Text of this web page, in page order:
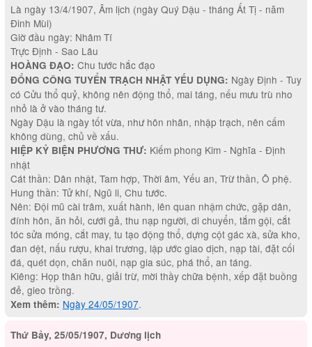
Là ngày 13/4/1907, Âm lịch (ngày Quý Dậu - tháng Ất Tị - năm
Đinh Mùi)
Giờ đầu ngày: Nhâm Tí
Trực Định - Sao Lâu
HOÀNG ĐẠO: Chu tước hắc đạo
ĐỔNG CÔNG TUYỂN TRẠCH NHẬT YẾU DỤNG: Ngày Định - Tuy
có Cửu thổ quỷ, không nên động thổ, mai táng, nếu mưu trù nho
nhỏ là ở vào tháng tư.
Ngày Dậu là ngày tốt vừa, như hôn nhân, nhập trạch, nên cấm
không dùng, chủ về xấu.
HIỆP KỶ BIỆN PHƯƠNG THƯ: Kiếm phong Kim - Nghĩa - Định
nhật
Cát thần: Dân nhật, Tam hợp, Thời âm, Yếu an, Trừ thần, Ô phệ.
Hung thần: Tử khí, Ngũ li, Chu tước.
Nên: Đội mũ cài trâm, xuất hành, lên quan nhậm chức, gặp dân,
đính hôn, ăn hỏi, cưới gả, thu nạp người, di chuyển, tắm gội, cắt
tóc sửa móng, cắt may, tu tạo động thổ, dựng cột gác xà, sửa kho,
đan dệt, nấu rượu, khai trương, lập ước giao dịch, nạp tài, đặt cối
đá, quét dọn, chăn nuôi, nạp gia súc, phá thổ, an táng.
Kiêng: Họp thân hữu, giải trừ, mời thầy chữa bệnh, xếp đặt buồng
đẻ, gieo trồng.
Xem thêm: Ngày 24/05/1907.
Thứ Bảy, 25/05/1907, Dương lịch